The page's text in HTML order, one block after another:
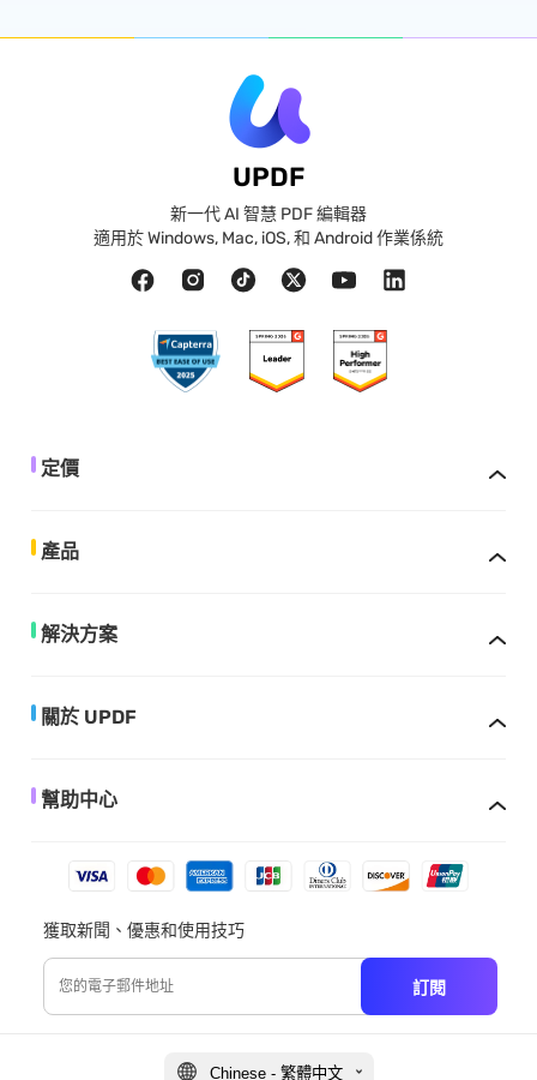
UPDF
新一代 AI 智慧 PDF 編輯器
適用於 Windows, Mac, iOS, 和 Android 作業係統
定價
產品
解決方案
關於 UPDF
幫助中心
獲取新聞、優惠和使用技巧
訂閱
Chinese - 繁體中文